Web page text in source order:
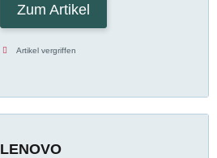
Zum Artikel
Artikel vergriffen
LENOVO